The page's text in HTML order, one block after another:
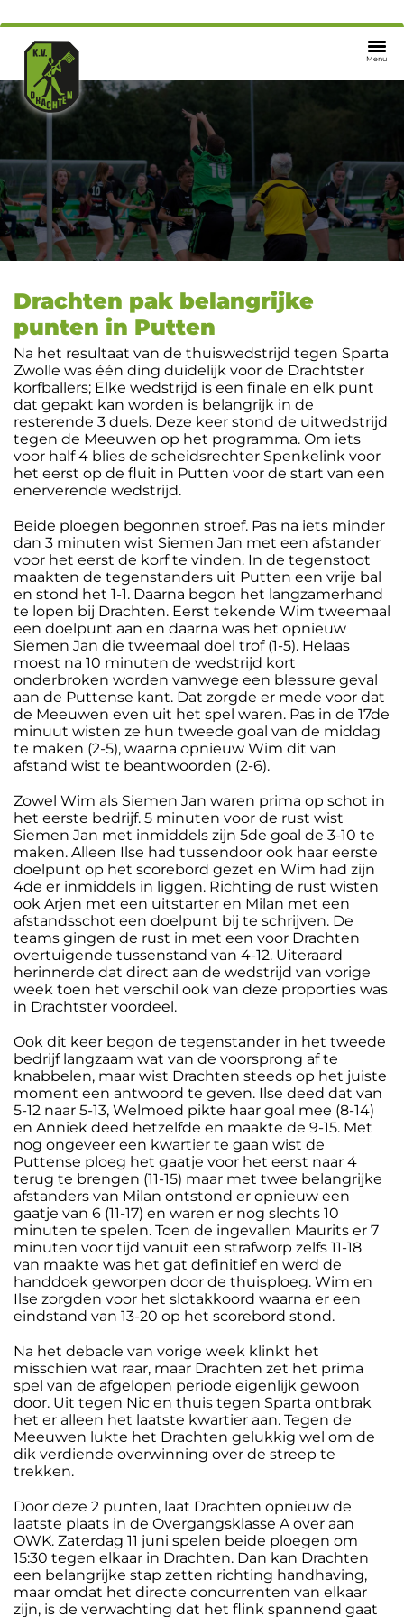
Menu
Drachten pak belangrijke
punten in Putten
Na het resultaat van de thuiswedstrijd tegen Sparta
Zwolle was één ding duidelijk voor de Drachtster
korfballers; Elke wedstrijd is een finale en elk punt
dat gepakt kan worden is belangrijk in de
resterende 3 duels. Deze keer stond de uitwedstrijd
tegen de Meeuwen op het programma. Om iets
voor half 4 blies de scheidsrechter Spenkelink voor
het eerst op de fluit in Putten voor de start van een
enerverende wedstrijd.
Beide ploegen begonnen stroef. Pas na iets minder
dan 3 minuten wist Siemen Jan met een afstander
voor het eerst de korf te vinden. In de tegenstoot
maakten de tegenstanders uit Putten een vrije bal
en stond het 1-1. Daarna begon het langzamerhand
te lopen bij Drachten. Eerst tekende Wim tweemaal
een doelpunt aan en daarna was het opnieuw
Siemen Jan die tweemaal doel trof (1-5). Helaas
moest na 10 minuten de wedstrijd kort
onderbroken worden vanwege een blessure geval
aan de Puttense kant. Dat zorgde er mede voor dat
de Meeuwen even uit het spel waren. Pas in de 17de
minuut wisten ze hun tweede goal van de middag
te maken (2-5), waarna opnieuw Wim dit van
afstand wist te beantwoorden (2-6).
Zowel Wim als Siemen Jan waren prima op schot in
het eerste bedrijf. 5 minuten voor de rust wist
Siemen Jan met inmiddels zijn 5de goal de 3-10 te
maken. Alleen Ilse had tussendoor ook haar eerste
doelpunt op het scorebord gezet en Wim had zijn
4de er inmiddels in liggen. Richting de rust wisten
ook Arjen met een uitstarter en Milan met een
afstandsschot een doelpunt bij te schrijven. De
teams gingen de rust in met een voor Drachten
overtuigende tussenstand van 4-12. Uiteraard
herinnerde dat direct aan de wedstrijd van vorige
week toen het verschil ook van deze proporties was
in Drachtster voordeel.
Ook dit keer begon de tegenstander in het tweede
bedrijf langzaam wat van de voorsprong af te
knabbelen, maar wist Drachten steeds op het juiste
moment een antwoord te geven. Ilse deed dat van
5-12 naar 5-13, Welmoed pikte haar goal mee (8-14)
en Anniek deed hetzelfde en maakte de 9-15. Met
nog ongeveer een kwartier te gaan wist de
Puttense ploeg het gaatje voor het eerst naar 4
terug te brengen (11-15) maar met twee belangrijke
afstanders van Milan ontstond er opnieuw een
gaatje van 6 (11-17) en waren er nog slechts 10
minuten te spelen. Toen de ingevallen Maurits er 7
minuten voor tijd vanuit een strafworp zelfs 11-18
van maakte was het gat definitief en werd de
handdoek geworpen door de thuisploeg. Wim en
Ilse zorgden voor het slotakkoord waarna er een
eindstand van 13-20 op het scorebord stond.
Na het debacle van vorige week klinkt het
misschien wat raar, maar Drachten zet het prima
spel van de afgelopen periode eigenlijk gewoon
door. Uit tegen Nic en thuis tegen Sparta ontbrak
het er alleen het laatste kwartier aan. Tegen de
Meeuwen lukte het Drachten gelukkig wel om de
dik verdiende overwinning over de streep te
trekken.
Door deze 2 punten, laat Drachten opnieuw de
laatste plaats in de Overgangsklasse A over aan
OWK. Zaterdag 11 juni spelen beide ploegen om
15:30 tegen elkaar in Drachten. Dan kan Drachten
een belangrijke stap zetten richting handhaving,
maar omdat het directe concurrenten van elkaar
zijn, is de verwachting dat het flink spannend gaat